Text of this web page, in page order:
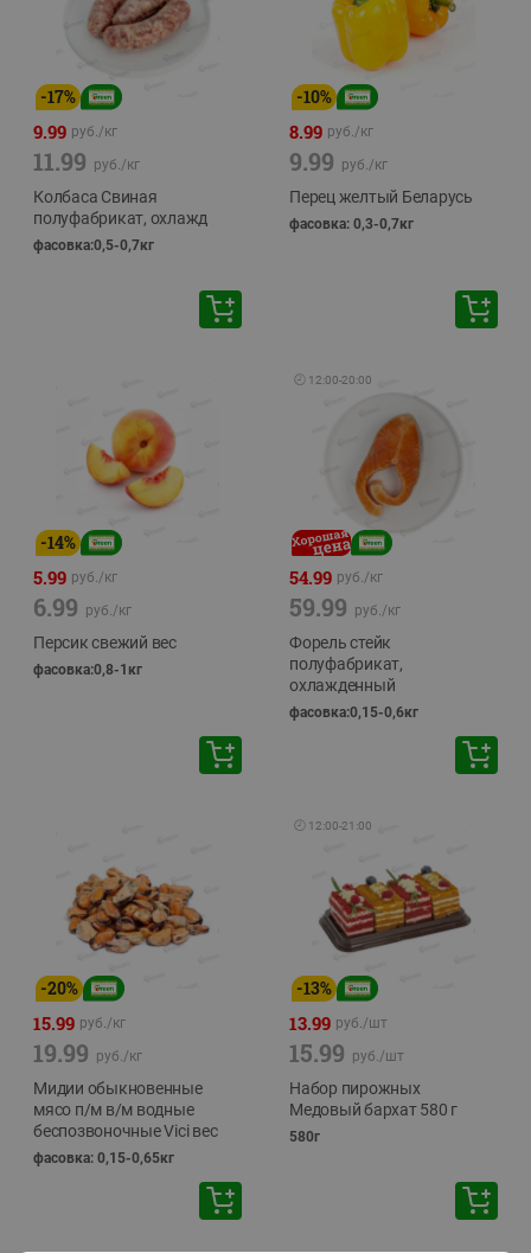
-17%
9.99 руб./кг
11.99 руб./кг
Колбаса Свиная
полуфабрикат, охлажд
фасовка:0,5-0,7кг
-10%
8.99 руб./кг
9.99 руб./кг
Перец желтый Беларусь
фасовка: 0,3-0,7кг
-14%
5.99 руб./кг
6.99 руб./кг
Персик свежий вес
фасовка:0,8-1кг
🕘 12:00-20:00
54.99 руб./кг
59.99 руб./кг
Форель стейк
полуфабрикат,
охлажденный
фасовка:0,15-0,6кг
-20%
15.99 руб./кг
19.99 руб./кг
Мидии обыкновенные
мясо п/м в/м водные
беспозвоночные Vici вес
фасовка: 0,15-0,65кг
🕘 12:00-21:00
-13%
13.99 руб./шт
15.99 руб./шт
Набор пирожных
Медовый бархат 580 г
580г